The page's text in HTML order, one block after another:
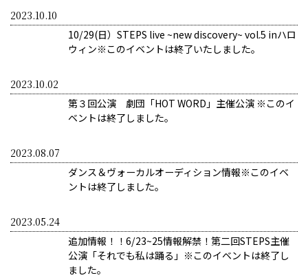
2023.10.10
10/29(日）STEPS live ~new discovery~ vol.5 inハロ
ウィン※このイベントは終了いたしました。
2023.10.02
第３回公演 劇団「HOT WORD」主催公演 ※このイ
ベントは終了しました。
2023.08.07
ダンス＆ヴォーカルオーディション情報※このイベ
ントは終了しました。
2023.05.24
追加情報！！6/23~25情報解禁！第二回STEPS主催
公演「それでも私は踊る」※このイベントは終了し
ました。